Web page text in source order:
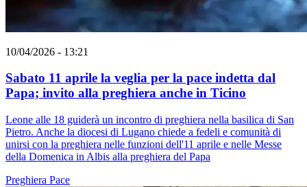
10/04/2026 - 13:21
Sabato 11 aprile la veglia per la pace indetta dal
Papa; invito alla preghiera anche in Ticino
Leone alle 18 guiderà un incontro di preghiera nella basilica di San
Pietro. Anche la diocesi di Lugano chiede a fedeli e comunità di
unirsi con la preghiera nelle funzioni dell'11 aprile e nelle Messe
della Domenica in Albis alla preghiera del Papa
Preghiera Pace